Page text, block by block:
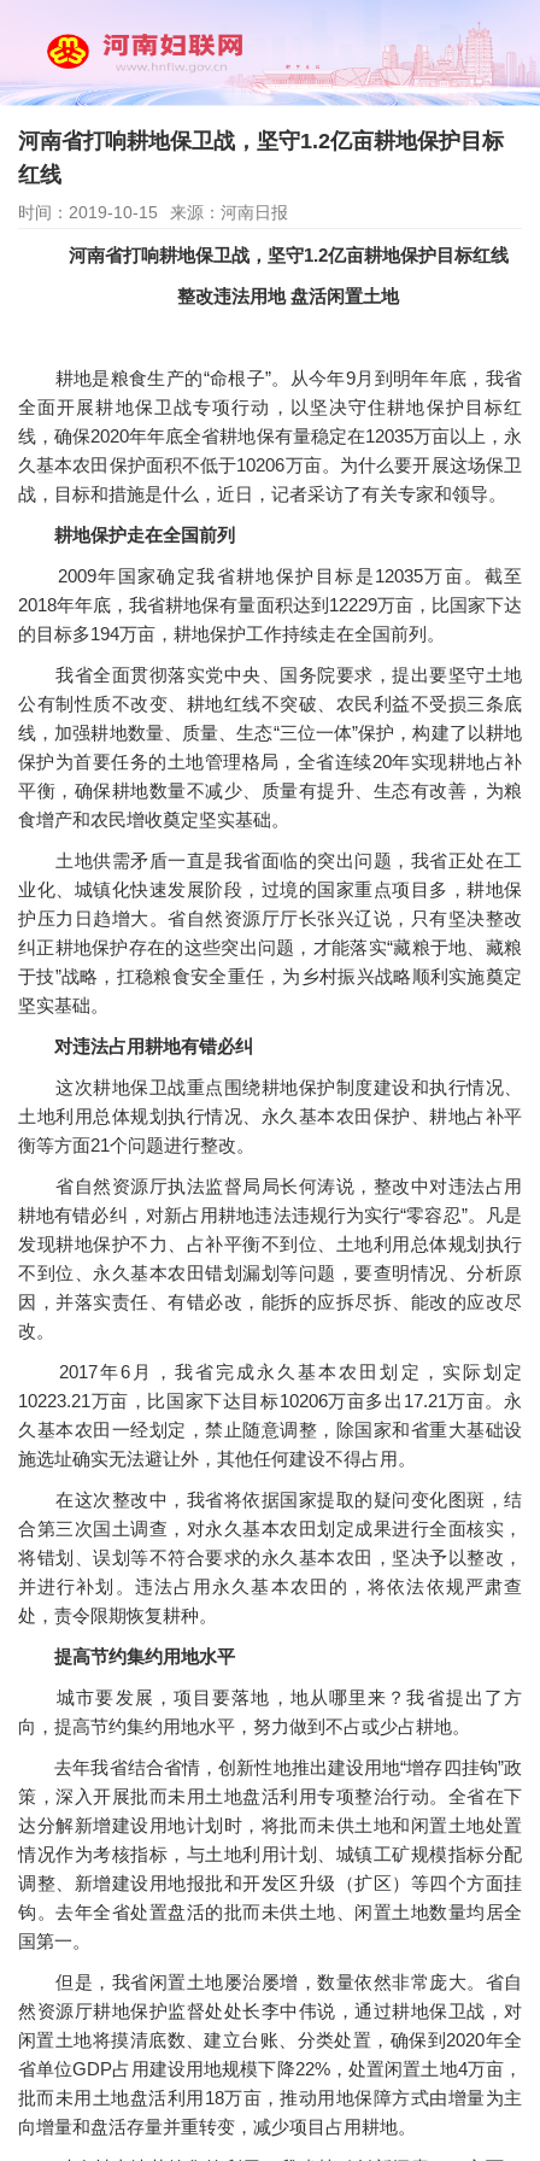
河南省打响耕地保卫战，坚守1.2亿亩耕地保护目标
红线
时间：2019-10-15 来源：河南日报
河南省打响耕地保卫战，坚守1.2亿亩耕地保护目标红线
整改违法用地 盘活闲置土地
耕地是粮食生产的“命根子”。从今年9月到明年年底，我省
全面开展耕地保卫战专项行动，以坚决守住耕地保护目标红
线，确保2020年年底全省耕地保有量稳定在12035万亩以上，永
久基本农田保护面积不低于10206万亩。为什么要开展这场保卫
战，目标和措施是什么，近日，记者采访了有关专家和领导。
耕地保护走在全国前列
2009年国家确定我省耕地保护目标是12035万亩。截至
2018年年底，我省耕地保有量面积达到12229万亩，比国家下达
的目标多194万亩，耕地保护工作持续走在全国前列。
我省全面贯彻落实党中央、国务院要求，提出要坚守土地
公有制性质不改变、耕地红线不突破、农民利益不受损三条底
线，加强耕地数量、质量、生态“三位一体”保护，构建了以耕地
保护为首要任务的土地管理格局，全省连续20年实现耕地占补
平衡，确保耕地数量不减少、质量有提升、生态有改善，为粮
食增产和农民增收奠定坚实基础。
土地供需矛盾一直是我省面临的突出问题，我省正处在工
业化、城镇化快速发展阶段，过境的国家重点项目多，耕地保
护压力日趋增大。省自然资源厅厅长张兴辽说，只有坚决整改
纠正耕地保护存在的这些突出问题，才能落实“藏粮于地、藏粮
于技”战略，扛稳粮食安全重任，为乡村振兴战略顺利实施奠定
坚实基础。
对违法占用耕地有错必纠
这次耕地保卫战重点围绕耕地保护制度建设和执行情况、
土地利用总体规划执行情况、永久基本农田保护、耕地占补平
衡等方面21个问题进行整改。
省自然资源厅执法监督局局长何涛说，整改中对违法占用
耕地有错必纠，对新占用耕地违法违规行为实行“零容忍”。凡是
发现耕地保护不力、占补平衡不到位、土地利用总体规划执行
不到位、永久基本农田错划漏划等问题，要查明情况、分析原
因，并落实责任、有错必改，能拆的应拆尽拆、能改的应改尽
改。
2017年6月，我省完成永久基本农田划定，实际划定
10223.21万亩，比国家下达目标10206万亩多出17.21万亩。永
久基本农田一经划定，禁止随意调整，除国家和省重大基础设
施选址确实无法避让外，其他任何建设不得占用。
在这次整改中，我省将依据国家提取的疑问变化图斑，结
合第三次国土调查，对永久基本农田划定成果进行全面核实，
将错划、误划等不符合要求的永久基本农田，坚决予以整改，
并进行补划。违法占用永久基本农田的，将依法依规严肃查
处，责令限期恢复耕种。
提高节约集约用地水平
城市要发展，项目要落地，地从哪里来？我省提出了方
向，提高节约集约用地水平，努力做到不占或少占耕地。
去年我省结合省情，创新性地推出建设用地“增存四挂钩”政
策，深入开展批而未用土地盘活利用专项整治行动。全省在下
达分解新增建设用地计划时，将批而未供土地和闲置土地处置
情况作为考核指标，与土地利用计划、城镇工矿规模指标分配
调整、新增建设用地报批和开发区升级（扩区）等四个方面挂
钩。去年全省处置盘活的批而未供土地、闲置土地数量均居全
国第一。
但是，我省闲置土地屡治屡增，数量依然非常庞大。省自
然资源厅耕地保护监督处处长李中伟说，通过耕地保卫战，对
闲置土地将摸清底数、建立台账、分类处置，确保到2020年全
省单位GDP占用建设用地规模下降22%，处置闲置土地4万亩，
批而未用土地盘活利用18万亩，推动用地保障方式由增量为主
向增量和盘活存量并重转变，减少项目占用耕地。